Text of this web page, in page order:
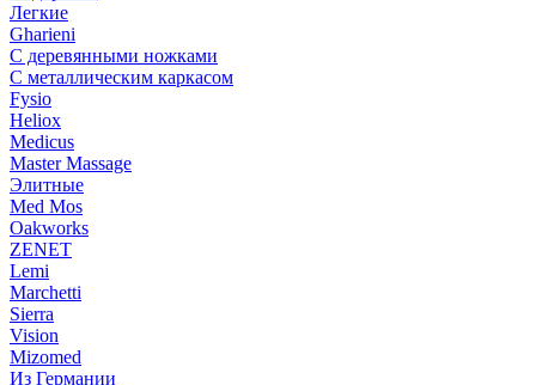
Легкие
Gharieni
С деревянными ножками
С металлическим каркасом
Fysio
Heliox
Medicus
Master Massage
Элитные
Med Mos
Oakworks
ZENET
Lemi
Marchetti
Sierra
Vision
Mizomed
Из Германии